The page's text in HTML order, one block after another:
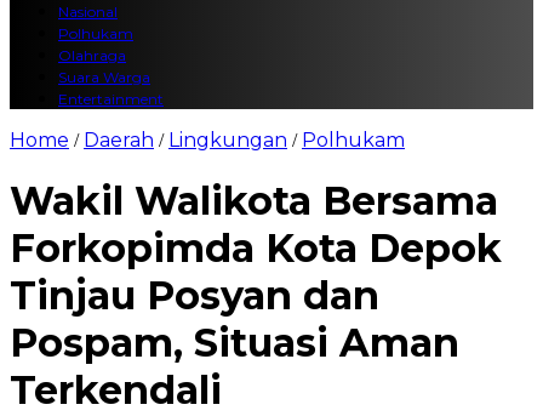
Nasional
Polhukam
Olahraga
Suara Warga
Entertainment
Home / Daerah / Lingkungan / Polhukam
Wakil Walikota Bersama
Forkopimda Kota Depok
Tinjau Posyan dan
Pospam, Situasi Aman
Terkendali